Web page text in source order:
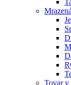
Tovar